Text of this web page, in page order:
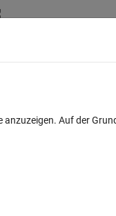
Melden Sie
Auf der